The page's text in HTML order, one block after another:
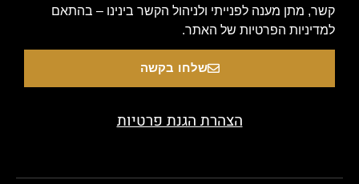
קשר, מתן מענה לפנייתי ולניהול הקשר בינינו – בהתאם
למדיניות הפרטיות של האתר.
שלחו בקשה
הצהרת הגנת פרטיות